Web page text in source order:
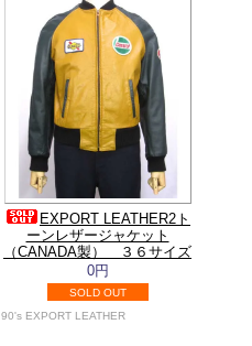
EXPORT LEATHER2ト
ーンレザージャケット
（CANADA製） ３６サイズ
0円
SOLD OUT
90's EXPORT LEATHER